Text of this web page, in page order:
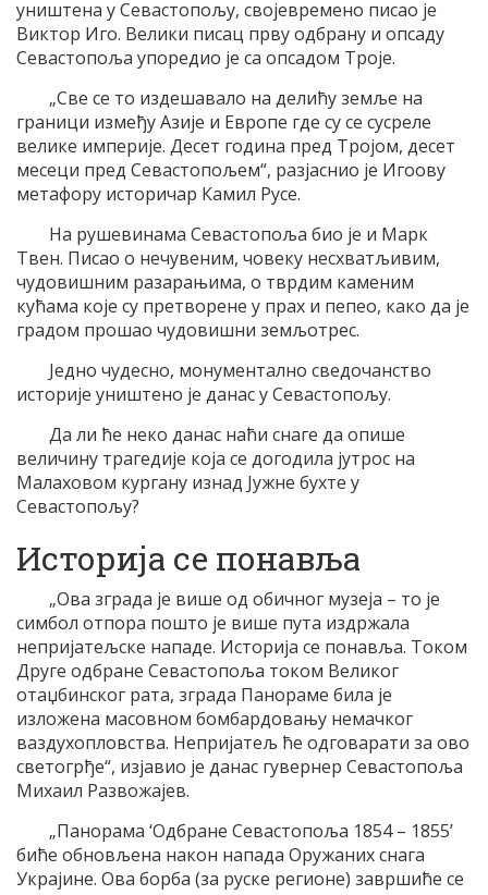
уништена у Севастопољу, својевремено писао је
Виктор Иго. Велики писац прву одбрану и опсаду
Севастопоља упоредио је са опсадом Троје.
„Све се то издешавало на делићу земље на
граници између Азије и Европе где су се сусреле
велике империје. Десет година пред Тројом, десет
месеци пред Севастопољем“, разјаснио је Игоову
метафору историчар Камил Русе.
На рушевинама Севастопоља био је и Марк
Твен. Писао о нечувеним, човеку несхватљивим,
чудовишним разарањима, о тврдим каменим
кућама које су претворене у прах и пепео, како да је
градом прошао чудовишни земљотрес.
Једно чудесно, монументално сведочанство
историје уништено је данас у Севастопољу.
Да ли ће неко данас наћи снаге да опише
величину трагедије која се догодила јутрос на
Малаховом кургану изнад Јужне бухте у
Севастопољу?
Историја се понавља
„Ова зграда је више од обичног музеја – то је
симбол отпора пошто је више пута издржала
непријатељске нападе. Историја се понавља. Током
Друге одбране Севастопоља током Великог
отаџбинског рата, зграда Панораме била је
изложена масовном бомбардовању немачког
ваздухопловства. Непријатељ ће одговарати за ово
светогрђе“, изјавио је данас гувернер Севастопоља
Михаил Развожајев.
„Панорама ‘Одбране Севастопоља 1854 – 1855’
биће обновљена након напада Оружаних снага
Украјине. Ова борба (за руске регионе) завршиће се